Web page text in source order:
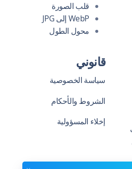
قلب الصورة
WebP إلى JPG
محول الطول
قانوني
سياسة الخصوصية
الشروط والأحكام
إخلاء المسؤولية